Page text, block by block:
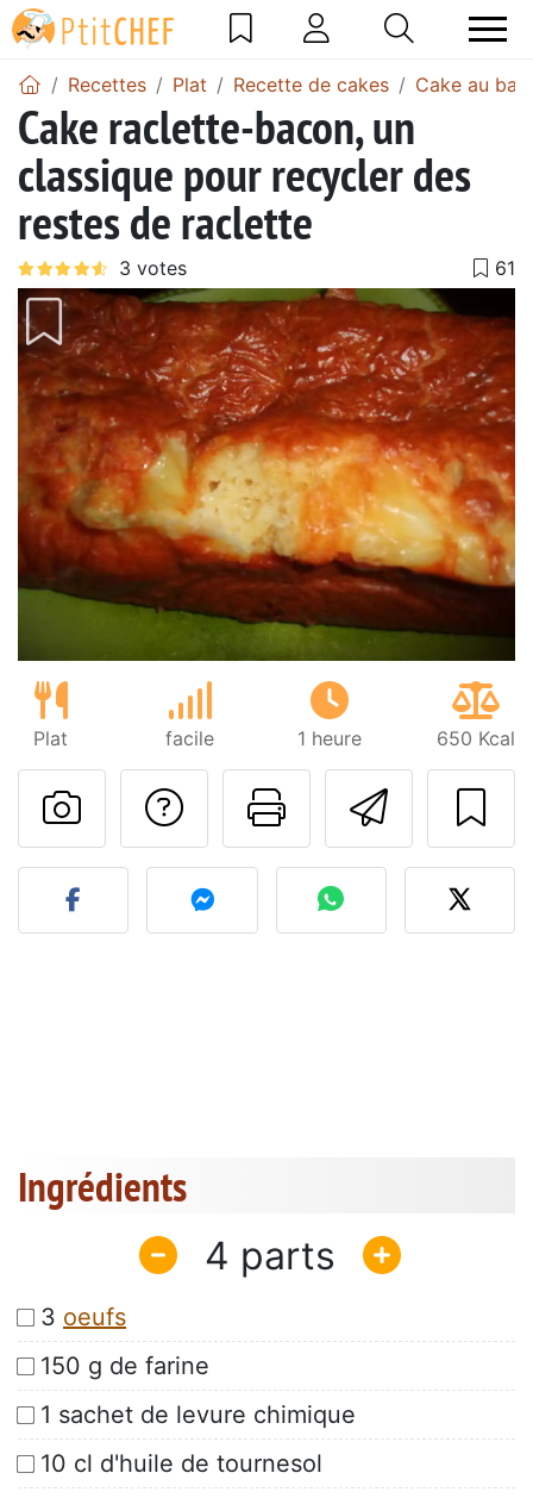
Recettes Plat Recette de cakes Cake au
Cake raclette-bacon, un
classique pour recycler des
restes de raclette
Plat facile 1 heure 650 Kcal
Imprimer
Poser une
Publier votre photo de
Ingrédients
4
3 oeufs
150 g de farine
1 sachet de levure chimique
10 cl d'huile de tournesol